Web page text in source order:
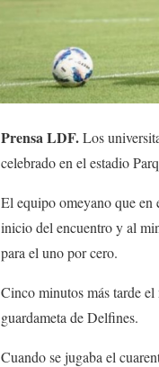
Prensa LDF.Los
celebrado en el estadio
El equipo omeyano que en
inicio del encuentro y al
para el uno por cero.
Cinco minutos más tarde
guardameta de Delfines.
Cuando se jugaba el